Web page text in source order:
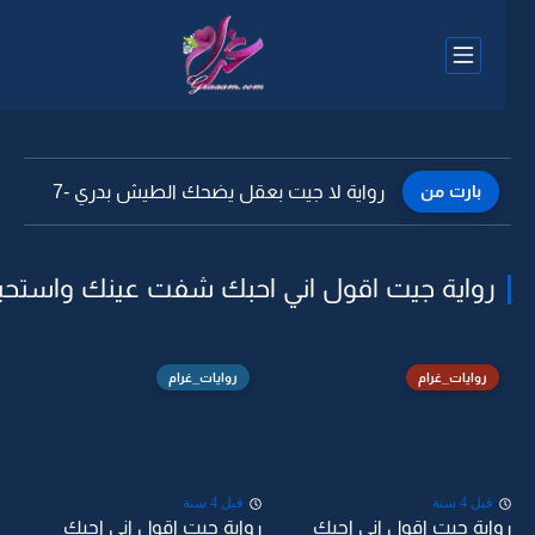
بارت من رواية لا جيت بعقل يضحك الطيش بدري -7
رواية جيت اقول اني احبك شفت عينك واستحيت
روايات_غرام
قبل 4 سنة
جيت اقول اني احبك
روايات_غرام
قبل 4 سنة
رواية جيت اقول اني احبك